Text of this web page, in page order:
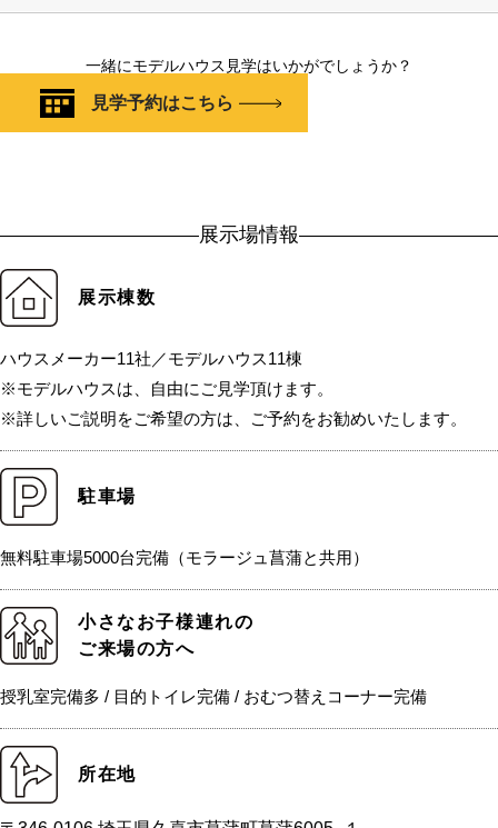
一緒にモデルハウス見学はいかがでしょうか？
見学予約はこちら
展示場情報
展示棟数
ハウスメーカー11社／モデルハウス11棟
※モデルハウスは、自由にご見学頂けます。
※詳しいご説明をご希望の方は、ご予約をお勧めいたします。
駐車場
無料駐車場5000台完備（モラージュ菖蒲と共用）
小さなお子様連れの
ご来場の方へ
授乳室完備多 / 目的トイレ完備 / おむつ替えコーナー完備
所在地